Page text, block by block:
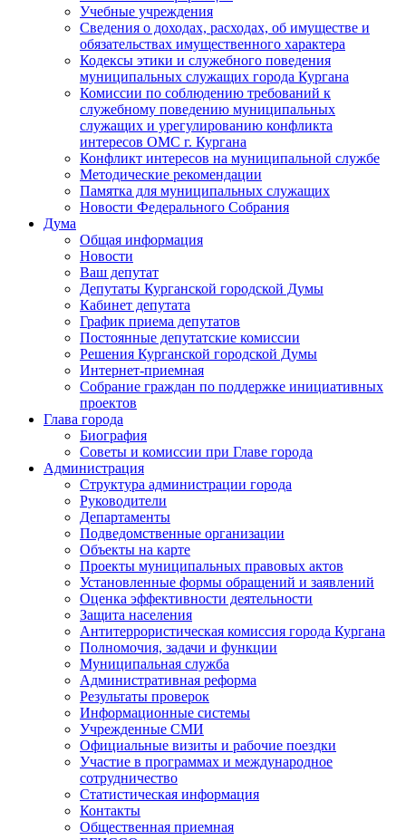
Учебные учреждения
Сведения о доходах, расходах, об имуществе и
обязательствах имущественного характера
Кодексы этики и служебного поведения
муниципальных служащих города Кургана
Комиссии по соблюдению требований к
служебному поведению муниципальных
служащих и урегулированию конфликта
интересов ОМС г. Кургана
Конфликт интересов на муниципальной службе
Методические рекомендации
Памятка для муниципальных служащих
Новости Федерального Cобрания
Дума
Общая информация
Новости
Ваш депутат
Депутаты Курганской городской Думы
Кабинет депутата
График приема депутатов
Постоянные депутатские комиссии
Решения Курганской городской Думы
Интернет-приемная
Собрание граждан по поддержке инициативных
проектов
Глава города
Биография
Советы и комиссии при Главе города
Администрация
Структура администрации города
Руководители
Департаменты
Подведомственные организации
Объекты на карте
Проекты муниципальных правовых актов
Установленные формы обращений и заявлений
Оценка эффективности деятельности
Защита населения
Антитеррористическая комиссия города Кургана
Полномочия, задачи и функции
Муниципальная служба
Административная реформа
Результаты проверок
Информационные системы
Учрежденные СМИ
Официальные визиты и рабочие поездки
Участие в программах и международное
сотрудничество
Статистическая информация
Контакты
Общественная приемная